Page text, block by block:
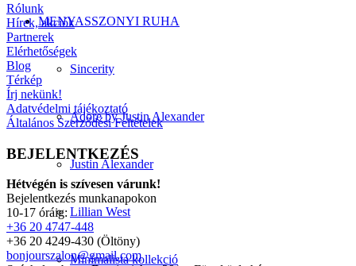
MENYASSZONYI RUHA
Sincerity
Adore by Justin Alexander
Justin Alexander
Lillian West
Minimalista kollekció
Rólunk
Hírek, akciók
Partnerek
Elérhetőségek
Blog
Térkép
Írj nekünk!
Adatvédelmi tájékoztató
Általános Szerződési Feltételek
BEJELENTKEZÉS
Hétvégén is szívesen várunk!
Bejelentkezés munkanapokon
10-17 óráig:
+36 20 4747-448
+36 20 4249-430 (Öltöny)
bonjourszalon@gmail.com